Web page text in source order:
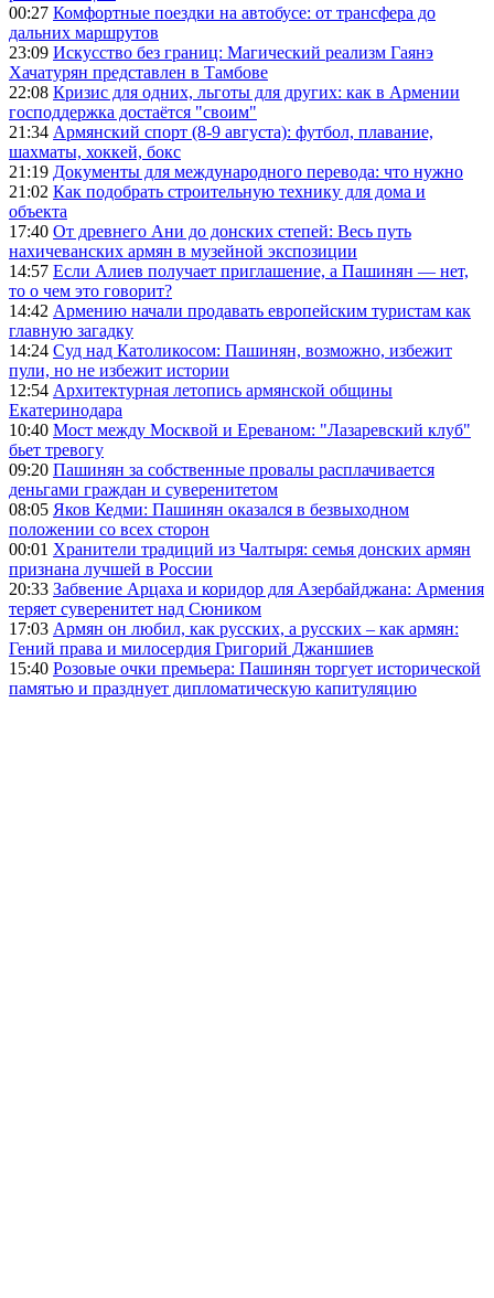
00:27 Комфортные поездки на автобусе: от трансфера до
дальних маршрутов
23:09 Искусство без границ: Магический реализм Гаянэ
Хачатурян представлен в Тамбове
22:08 Кризис для одних, льготы для других: как в Армении
господдержка достаётся "своим"
21:34 Армянский спорт (8-9 августа): футбол, плавание,
шахматы, хоккей, бокс
21:19 Документы для международного перевода: что нужно
21:02 Как подобрать строительную технику для дома и
объекта
17:40 От древнего Ани до донских степей: Весь путь
нахичеванских армян в музейной экспозиции
14:57 Если Алиев получает приглашение, а Пашинян — нет,
то о чем это говорит?
14:42 Армению начали продавать европейским туристам как
главную загадку
14:24 Суд над Католикосом: Пашинян, возможно, избежит
пули, но не избежит истории
12:54 Архитектурная летопись армянской общины
Екатеринодара
10:40 Мост между Москвой и Ереваном: "Лазаревский клуб"
бьет тревогу
09:20 Пашинян за собственные провалы расплачивается
деньгами граждан и суверенитетом
08:05 Яков Кедми: Пашинян оказался в безвыходном
положении со всех сторон
00:01 Хранители традиций из Чалтыря: семья донских армян
признана лучшей в России
20:33 Забвение Арцаха и коридор для Азербайджана: Армения
теряет суверенитет над Сюником
17:03 Армян он любил, как русских, а русских – как армян:
Гений права и милосердия Григорий Джаншиев
15:40 Розовые очки премьера: Пашинян торгует исторической
памятью и празднует дипломатическую капитуляцию